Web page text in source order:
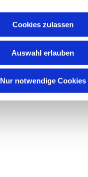
Cookies zulassen
Auswahl erlauben
Nur notwendige Cookies